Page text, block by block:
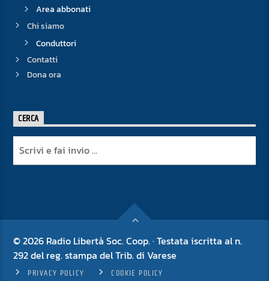
Area abbonati
Chi siamo
Conduttori
Contatti
Dona ora
CERCA
© 2026 Radio Libertà Soc. Coop. · Testata iscritta al n.
292 del reg. stampa del Trib. di Varese
PRIVACY POLICY COOKIE POLICY